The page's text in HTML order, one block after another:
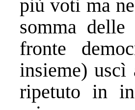
più voti ma
somma
fronte
insieme)
ripetuto in